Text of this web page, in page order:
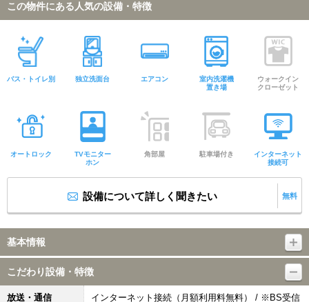
この物件にある人気の設備・特徴
バス・トイレ別 独立洗面台 エアコン
室内洗濯機
置き場
ウォークイン
クローゼット
オートロック
TVモニター
ホン
角部屋 駐車場付き
インターネット
接続可
設備について詳しく聞きたい 無料
基本情報
こだわり設備・特徴
放送・通信
インターネット接続（月額利用料無料） / ※BS受信